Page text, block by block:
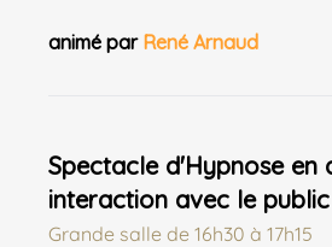
animé par René Arnaud
Spectacle d'Hypnose en
interaction avec le public
Grande salle de 16h30 à 17h15